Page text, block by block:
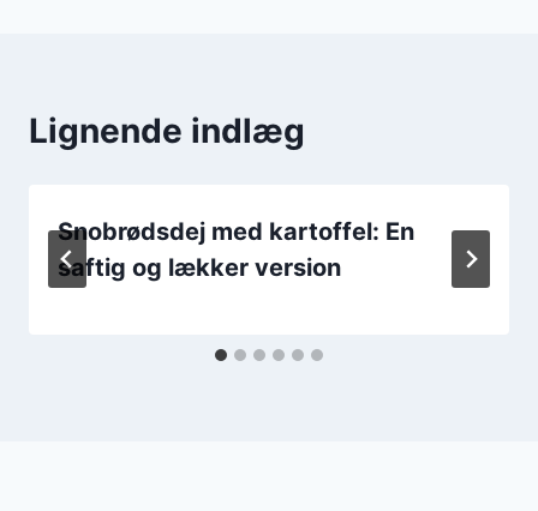
Lignende indlæg
Snobrødsdej med kartoffel: En
saftig og lækker version